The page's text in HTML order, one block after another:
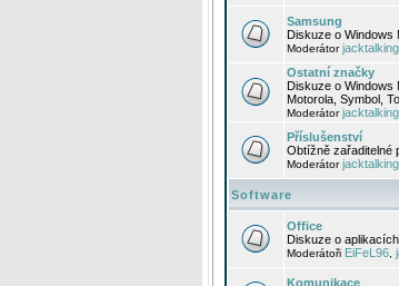
Samsung
Diskuze o Windows
Moderátorjacktalking
Ostatní značky
Diskuze o Windows
Motorola, Symbol,
Moderátorjacktalking
Příslušenství
Obtížně zařaditelné
Moderátorjacktalking
Software
Office
Diskuze o
Moderátoři EiFeL96
Komunikace